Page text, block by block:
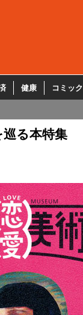
健康 コミック
る本特集